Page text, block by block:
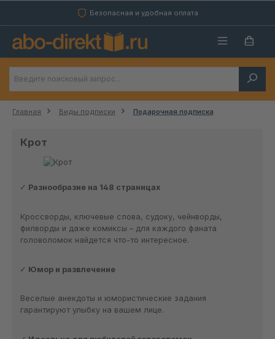
Перейти к основному содержаниюБезопасная и удобная оплата
Главная Виды подписки Подарочная подписка
Крот
Разнообразие на 148 страницах
Кроссворды, ключевые слова, судоку, чейнворды,
филворды и даже комиксы – для каждого фаната
головоломок найдется что-то интересное.
Юмор и развлечение
Веселые анекдоты и юмористические задания
гарантируют улыбку на вашем лице.